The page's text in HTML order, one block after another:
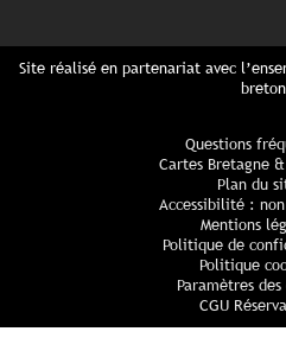
Site réalisé en partenariat avec
Questions
Cartes Bretagne
Plan du
Accessibilité :
Mentions
Politique de
Politique
Paramètres
CGU